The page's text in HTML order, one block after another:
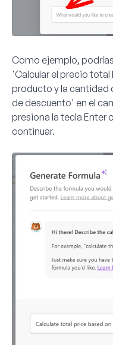
Como ejemplo,
'Calcular el precio
producto y la
de descuento' en el
presiona la tecla Enter
continuar.